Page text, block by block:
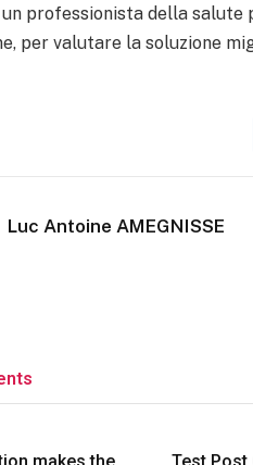
professionista della
per valutare la soluzione
Luc Antoine AMEGNISSE
makes the
Test Post